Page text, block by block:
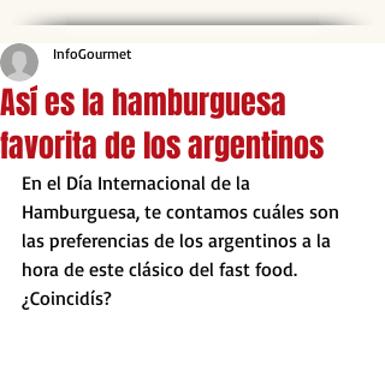
Así es la hamburguesa
favorita de los argentinos
InfoGourmet
En el Día Internacional de la
Hamburguesa, te contamos cuáles son
las preferencias de los argentinos a la
hora de este clásico del fast food.
¿Coincidís?